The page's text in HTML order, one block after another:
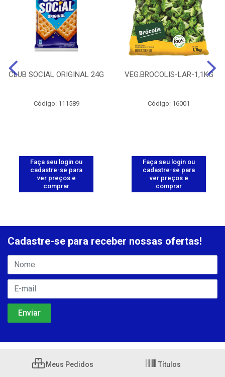
CLUB SOCIAL ORIGINAL 24G
Código: 111589
Faça seu login ou
cadastre-se para
ver preços e
comprar
VEG.BROCOLIS-LAR-1,1KG
Código: 16001
Faça seu login ou
cadastre-se para
ver preços e
comprar
Cadastre-se para receber nossas ofertas!
Meus Pedidos Títulos